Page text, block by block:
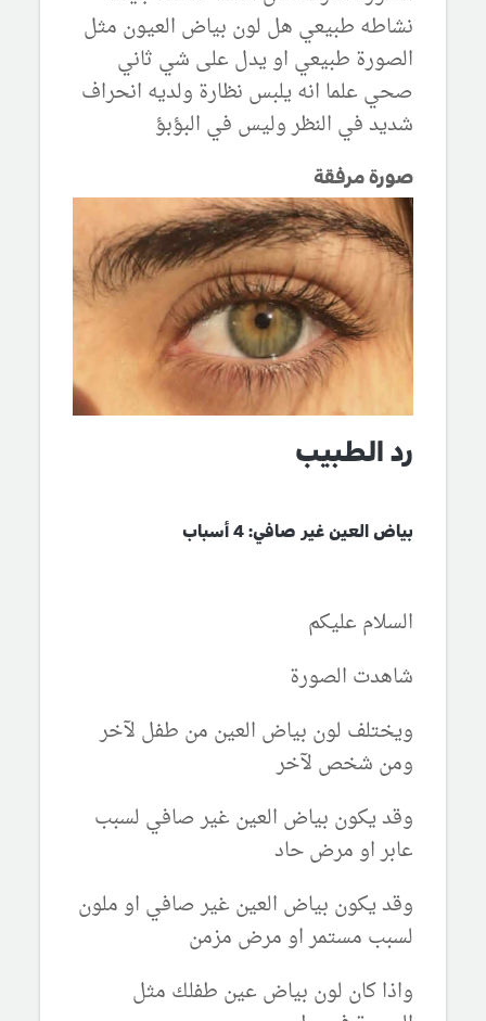
نشاطه طبيعي هل لون بياض العيون مثل
الصورة طبيعي او يدل على شي ثاني
صحي علما انه يلبس نظارة ولديه انحراف
شديد في النظر وليس في البؤبؤ
صورة مرفقة
رد الطبيب
بياض العين غير صافي: 4 أسباب
السلام عليكم
شاهدت الصورة
ويختلف لون بياض العين من طفل لآخر
ومن شخص لآخر
وقد يكون بياض العين غير صافي لسبب
عابر او مرض حاد
وقد يكون بياض العين غير صافي او ملون
لسبب مستمر او مرض مزمن
واذا كان لون بياض عين طفلك مثل